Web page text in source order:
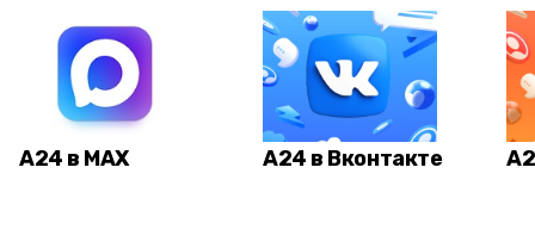
А24 в MAX А24 в Вконтакте